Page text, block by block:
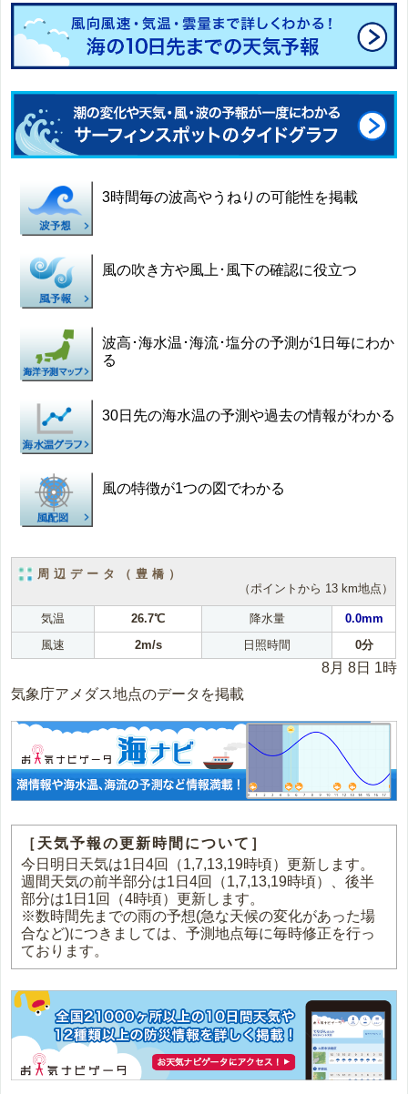
3時間毎の波高やうねりの可能性を掲載
風の吹き方や風上･風下の確認に役立つ
波高･海水温･海流･塩分の予測が1日毎にわか
る
30日先の海水温の予測や過去の情報がわかる
風の特徴が1つの図でわかる
周辺データ（豊橋）
（ポイントから 13 km地点）
気温 26.7℃ 降水量
0.0mm
風速
2m/s 日照時間 0分
8月 8日 1時
気象庁アメダス地点のデータを掲載
［天気予報の更新時間について］
今日明日天気は1日4回（1,7,13,19時頃）更新します。
週間天気の前半部分は1日4回（1,7,13,19時頃）、後半
部分は1日1回（4時頃）更新します。
※数時間先までの雨の予想(急な天候の変化があった場
合など)につきましては、予測地点毎に毎時修正を行っ
ております。